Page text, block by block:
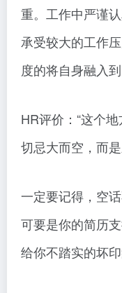
重。工作中严谨
承受较大的工作
度的将自身融入
HR评价：“这个
切忌大而空，而
一定要记得，空
可要是你的简历
给你不踏实的坏